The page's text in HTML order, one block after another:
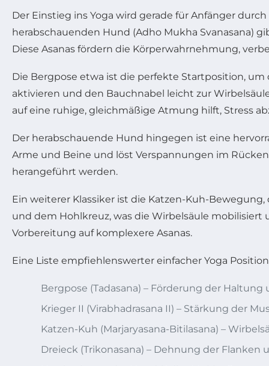
Der Einstieg ins Yoga wird gerade für Anfänger
herabschauenden Hund (Adho Mukha Svanasana)
Diese Asanas fördern die Körperwahrnehmung,
Die Bergpose etwa ist die perfekte Startposition,
aktivieren und den Bauchnabel leicht zur
auf eine ruhige, gleichmäßige Atmung hilft, Stress
Der herabschauende Hund hingegen ist eine
Arme und Beine und löst Verspannungen im
herangeführt werden.
Ein weiterer Klassiker ist die Katzen-Kuh-
und dem Hohlkreuz, was die Wirbelsäule
Vorbereitung auf komplexere Asanas.
Eine Liste empfiehlenswerter einfacher Yoga
Bergpose (Tadasana) – Förderung der
Krieger II (Virabhadrasana II) – Stärkung der
Katzen-Kuh (Marjaryasana-Bitilasana) –
Dreieck (Trikonasana) – Dehnung der Flanken